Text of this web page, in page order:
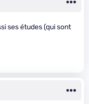
ses études (qui sont